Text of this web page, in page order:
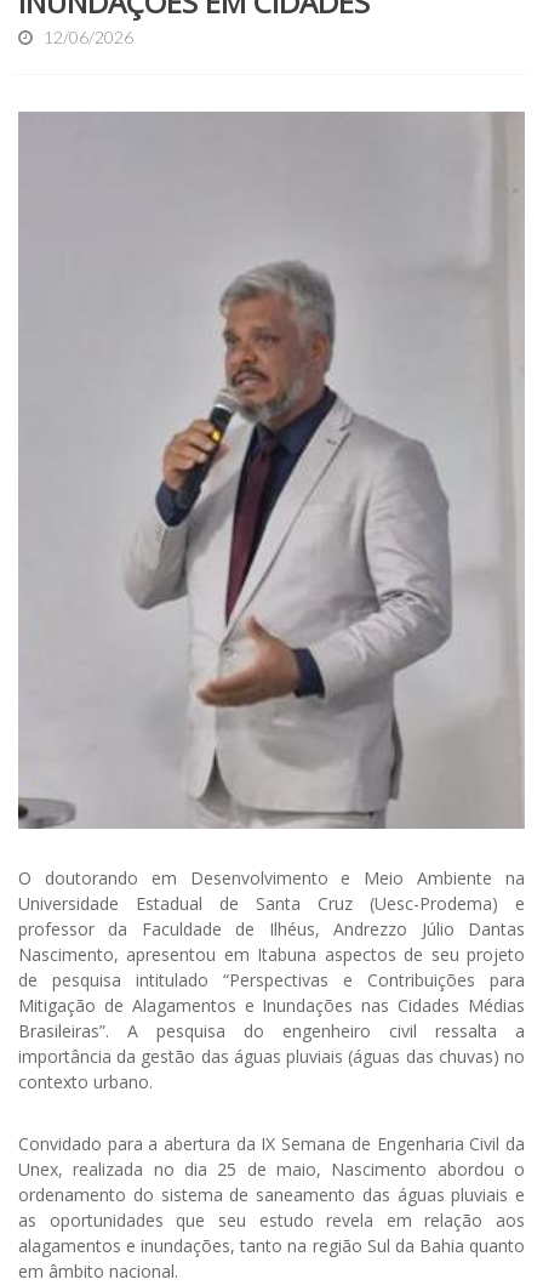
12/06/2026
O doutorando em Desenvolvimento e Meio Ambiente na
Universidade Estadual de Santa Cruz (Uesc-Prodema) e
professor da Faculdade de Ilhéus, Andrezzo Júlio Dantas
Nascimento, apresentou em Itabuna aspectos de seu projeto
de pesquisa intitulado “Perspectivas e Contribuições para
Mitigação de Alagamentos e Inundações nas Cidades Médias
Brasileiras”. A pesquisa do engenheiro civil ressalta a
importância da gestão das águas pluviais (águas das chuvas) no
contexto urbano.
Convidado para a abertura da IX Semana de Engenharia Civil da
Unex, realizada no dia 25 de maio, Nascimento abordou o
ordenamento do sistema de saneamento das águas pluviais e
as oportunidades que seu estudo revela em relação aos
alagamentos e inundações, tanto na região Sul da Bahia quanto
em âmbito nacional.